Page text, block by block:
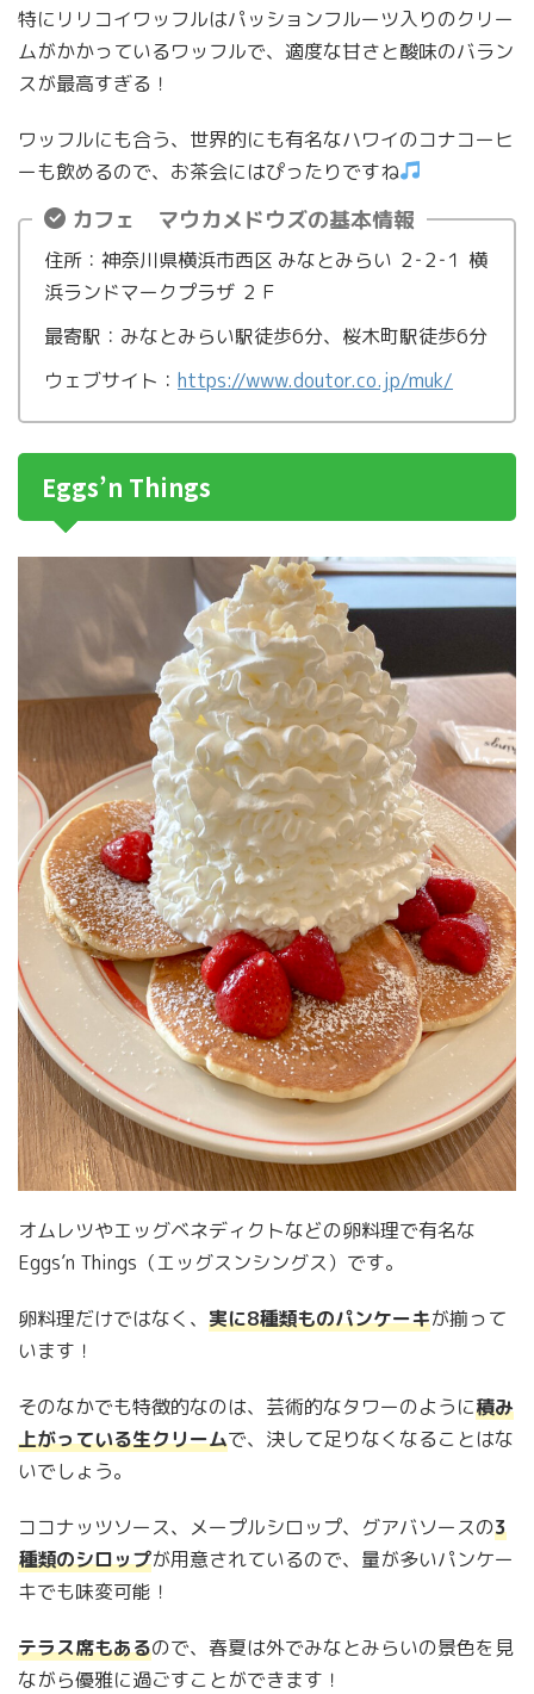
特にリリコイワッフルはパッションフルーツ入りのクリー
ムがかかっているワッフルで、適度な甘さと酸味のバラン
スが最高すぎる！
ワッフルにも合う、世界的にも有名なハワイのコナコーヒ
ーも飲めるので、お茶会にはぴったりですね
カフェ マウカメドウズの基本情報
住所：神奈川県横浜市西区 みなとみらい ２‐２‐１ 横
浜ランドマークプラザ ２Ｆ
最寄駅：みなとみらい駅徒歩6分、桜木町駅徒歩6分
ウェブサイト： https://www.doutor.co.jp/muk/
Eggs’n Things
オムレツやエッグベネディクトなどの卵料理で有名な
Eggs’n Things（エッグスンシングス）です。
卵料理だけではなく、 実に8種類ものパンケーキが揃って
います！
そのなかでも特徴的なのは、芸術的なタワーのように積み
上がっている生クリームで、決して足りなくなることはな
いでしょう。
ココナッツソース、メープルシロップ、グアバソースの3
種類のシロップが用意されているので、量が多いパンケー
キでも味変可能！
テラス席もあるので、春夏は外でみなとみらいの景色を見
ながら優雅に過ごすことができます！